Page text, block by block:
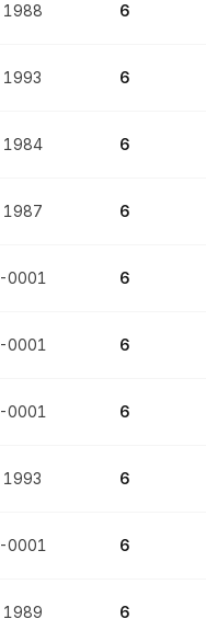
1988 6
1993 6
1984 6
1987 6
-0001 6
-0001 6
-0001 6
1993 6
-0001 6
1989 6